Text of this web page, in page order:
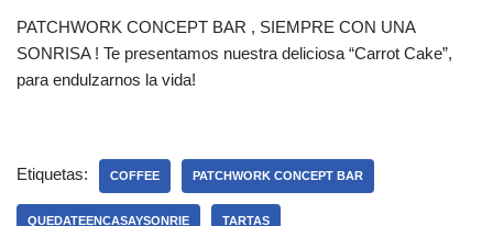
PATCHWORK CONCEPT BAR , SIEMPRE CON UNA
SONRISA ! Te presentamos nuestra deliciosa “Carrot Cake”,
para endulzarnos la vida!
Etiquetas: COFFEE PATCHWORK CONCEPT BAR
QUEDATEENCASAYSONRIE TARTAS